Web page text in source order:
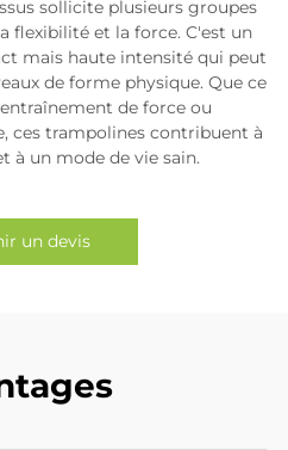
sollicite plusieurs groupes
flexibilité et la force. C'est un
mais haute intensité qui peut
de forme physique. Que ce
de force ou
ces trampolines contribuent à
à un mode de vie sain.
un devis